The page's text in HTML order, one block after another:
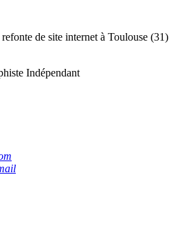
de site internet à Toulouse (31)
Indépendant